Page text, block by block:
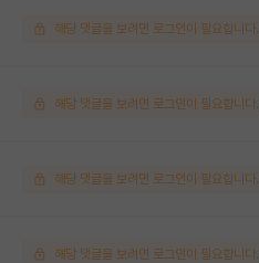
해당 댓글을 보려면 로그인이 필요합니다.
해당 댓글을 보려면 로그인이 필요합니다.
해당 댓글을 보려면 로그인이 필요합니다.
해당 댓글을 보려면 로그인이 필요합니다.